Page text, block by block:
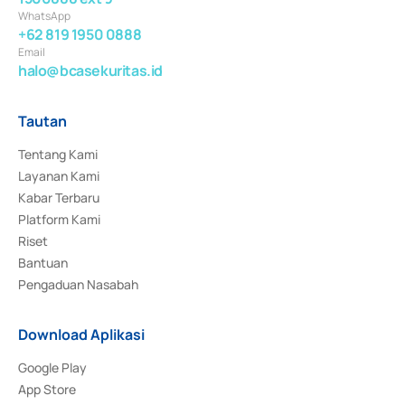
WhatsApp
+62 819 1950 0888
Email
halo@bcasekuritas.id
Tautan
Tentang Kami
Layanan Kami
Kabar Terbaru
Platform Kami
Riset
Bantuan
Pengaduan Nasabah
Download Aplikasi
Google Play
App Store